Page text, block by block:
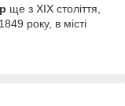
ще з XIX століття,
року, в місті
нові форми, види,
потребу навіть